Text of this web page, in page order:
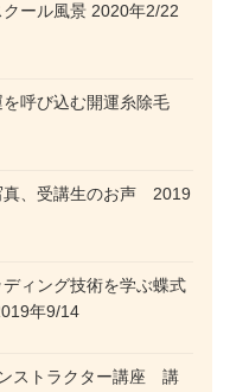
ール風景 2020年2/22
呼び込む開運糸除毛
真、受講生のお声 2019
ィング技術を学ぶ蝶式
年9/14
ストラクター講座 講